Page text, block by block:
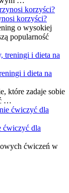
korzyści?
o wysokiej
popularność
i dieta na
które zadaje sobie
…
ćwiczyć dla
ćwiczeń w